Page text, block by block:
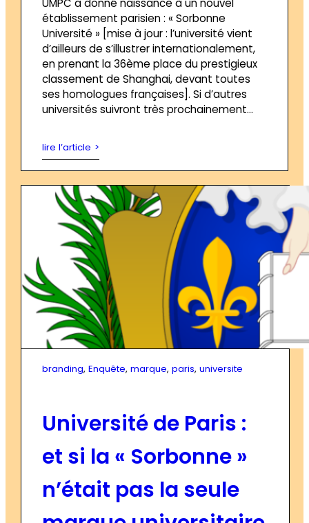
UMPC a donné naissance à un nouvel
établissement parisien : « Sorbonne
Université » [mise à jour : l’université vient
d’ailleurs de s’illustrer internationalement,
en prenant la 36ème place du prestigieux
classement de Shanghai, devant toutes
ses homologues françaises]. Si d’autres
universités suivront très prochainement…
lire l’article
branding, Enquête, marque, paris, universite
Université de Paris :
et si la « Sorbonne »
n’était pas la seule